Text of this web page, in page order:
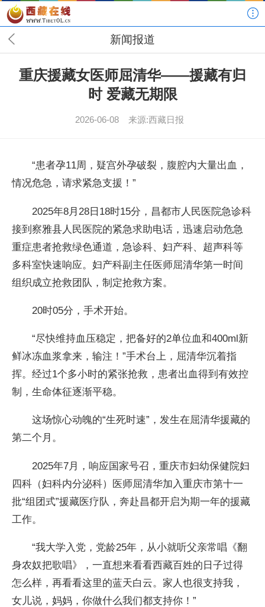
新闻报道
重庆援藏女医师屈清华——援藏有归
时 爱藏无期限
2026-06-08 来源:西藏日报
“患者孕11周，疑宫外孕破裂，腹腔内大量出血，
情况危急，请求紧急支援！”
2025年8月28日18时15分，昌都市人民医院急诊科
接到察雅县人民医院的紧急求助电话，迅速启动危急
重症患者抢救绿色通道，急诊科、妇产科、超声科等
多科室快速响应。妇产科副主任医师屈清华第一时间
组织成立抢救团队，制定抢救方案。
20时05分，手术开始。
“尽快维持血压稳定，把备好的2单位血和400ml新
鲜冰冻血浆拿来，输注！”手术台上，屈清华沉着指
挥。经过1个多小时的紧张抢救，患者出血得到有效控
制，生命体征逐渐平稳。
这场惊心动魄的“生死时速”，发生在屈清华援藏的
第二个月。
2025年7月，响应国家号召，重庆市妇幼保健院妇
四科（妇科内分泌科）医师屈清华加入重庆市第十一
批“组团式”援藏医疗队，奔赴昌都开启为期一年的援藏
工作。
“我大学入党，党龄25年，从小就听父亲常唱《翻
身农奴把歌唱》，一直想来看看西藏百姓的日子过得
怎么样，再看看这里的蓝天白云。家人也很支持我，
女儿说，妈妈，你做什么我们都支持你！”